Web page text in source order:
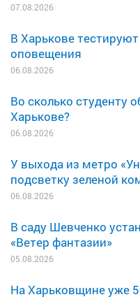
07.08.2026
В Харькове
оповещения
06.08.2026
Во сколько студенту
Харькове?
06.08.2026
У выхода из метро
подсветку зеленой
06.08.2026
В саду Шевченко
«Ветер фантазии»
05.08.2026
На Харьковщине уже